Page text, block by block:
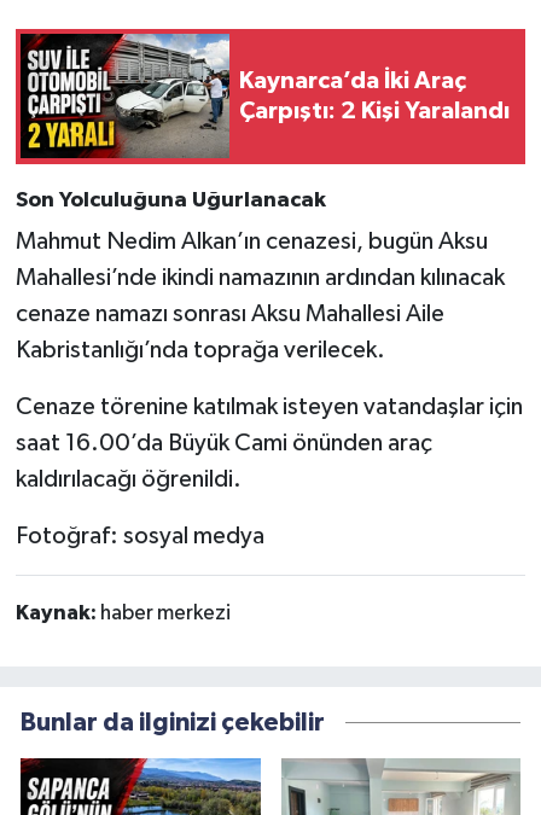
Kaynarca’da İki Araç
Çarpıştı: 2 Kişi Yaralandı
Son Yolculuğuna Uğurlanacak
Mahmut Nedim Alkan’ın cenazesi, bugün Aksu
Mahallesi’nde ikindi namazının ardından kılınacak
cenaze namazı sonrası Aksu Mahallesi Aile
Kabristanlığı’nda toprağa verilecek.
Cenaze törenine katılmak isteyen vatandaşlar için
saat 16.00’da Büyük Cami önünden araç
kaldırılacağı öğrenildi.
Fotoğraf: sosyal medya
Kaynak: haber merkezi
Bunlar da ilginizi çekebilir